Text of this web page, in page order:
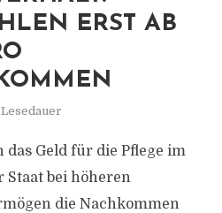
ERST AB
das Geld für die Pflege im
bei höheren
die Nachkommen